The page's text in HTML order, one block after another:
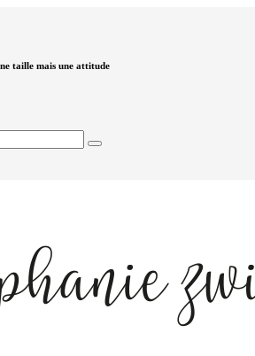
taille mais une attitude